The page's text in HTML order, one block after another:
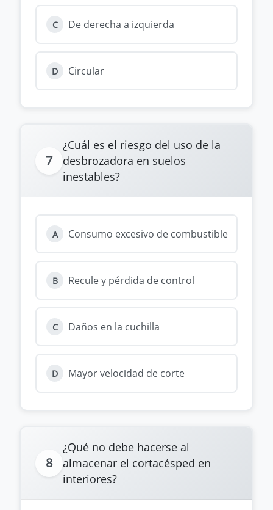
C De derecha a izquierda
D Circular
7
¿Cuál es el riesgo del uso de la
desbrozadora en suelos
inestables?
A Consumo excesivo de combustible
B Recule y pérdida de control
C Daños en la cuchilla
D Mayor velocidad de corte
8
¿Qué no debe hacerse al
almacenar el cortacésped en
interiores?